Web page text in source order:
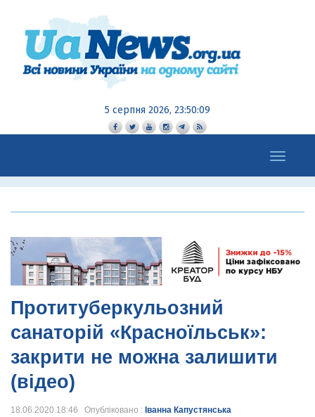
5 серпня 2026, 23:50:11
Toggle
navigation
Протитуберкульозний
санаторій «Красноїльськ»:
закрити не можна залишити
(відео)
18.06.2020 18:46 Опубліковано : Іванна Капустянська